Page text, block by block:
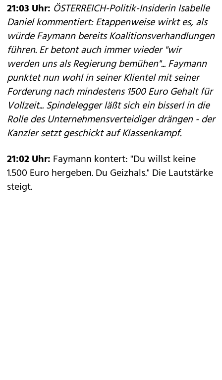
21:03 Uhr: ÖSTERREICH-Politik-Insiderin Isabelle
Daniel kommentiert: Etappenweise wirkt es, als
würde Faymann bereits Koalitionsverhandlungen
führen. Er betont auch immer wieder "wir
werden uns als Regierung bemühen"... Faymann
punktet nun wohl in seiner Klientel mit seiner
Forderung nach mindestens 1500 Euro Gehalt für
Vollzeit... Spindelegger läßt sich ein bisserl in die
Rolle des Unternehmensverteidiger drängen - der
Kanzler setzt geschickt auf Klassenkampf.
21:02 Uhr: Faymann kontert: "Du willst keine
1.500 Euro hergeben. Du Geizhals." Die Lautstärke
steigt.